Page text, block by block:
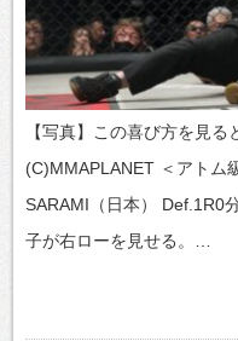
【写真】この喜び方を見
(C)MMAPLANET ＜アトム
SARAMI（日本） Def.1R0
子が右ローを見せる。…